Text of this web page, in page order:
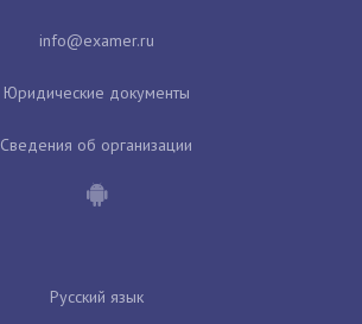
Юридические документы
Сведения об организации
Русский язык